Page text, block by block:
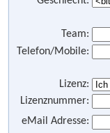
Team:
Telefon/Mobile:
Lizenz:
Lizenznummer:
eMail Adresse: